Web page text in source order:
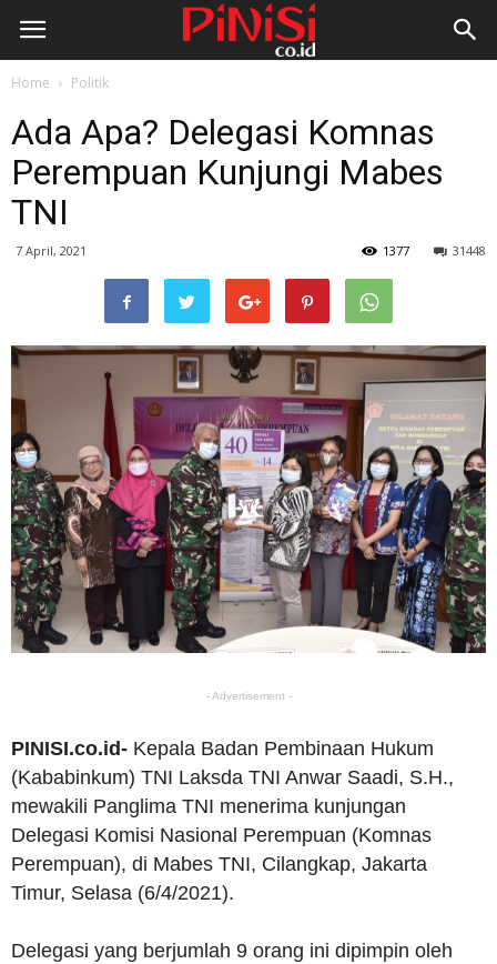
Home Politik
Ada Apa? Delegasi Komnas
Perempuan Kunjungi Mabes
TNI
7 April, 2021 31448
1377
- Advertisement -
PINISI.co.id- Kepala Badan Pembinaan Hukum
(Kababinkum) TNI Laksda TNI Anwar Saadi, S.H.,
mewakili Panglima TNI menerima kunjungan
Delegasi Komisi Nasional Perempuan (Komnas
Perempuan), di Mabes TNI, Cilangkap, Jakarta
Timur, Selasa (6/4/2021).
Delegasi yang berjumlah 9 orang ini dipimpin oleh